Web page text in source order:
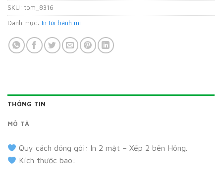
SKU: tbm_8316
Danh mục: In túi bánh mì
THÔNG TIN
MÔ TẢ
Quy cách đóng gói: In 2 mặt – Xếp 2 bên Hông.
Kích thước bao: